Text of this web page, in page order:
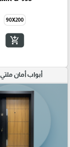
90X200
add_shopping_cart
أبواب أمان